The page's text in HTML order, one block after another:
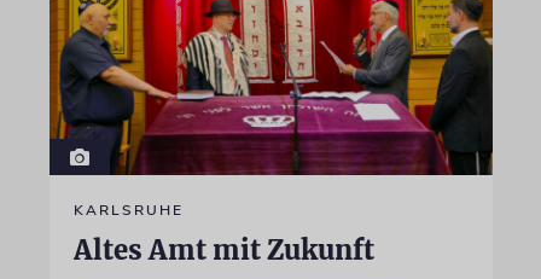
KARLSRUHE
Altes Amt mit Zukunft